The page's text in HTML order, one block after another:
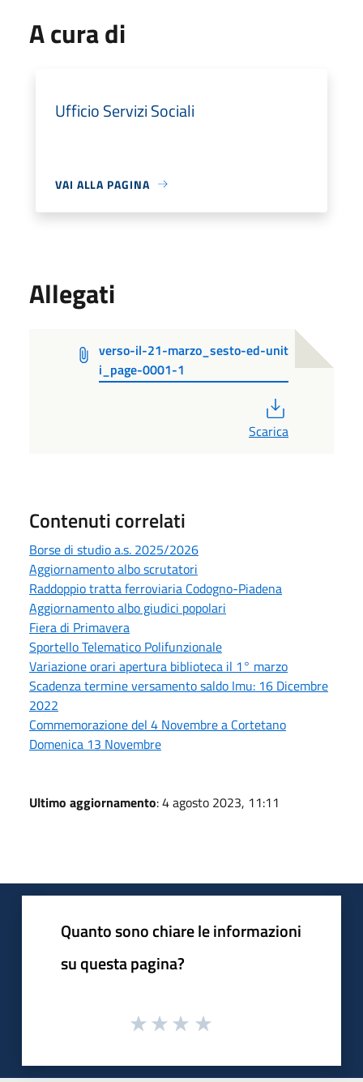
A cura di
Ufficio Servizi Sociali
VAI ALLA PAGINA
Allegati
verso-il-21-marzo_sesto-ed-unit
i_page-0001-1
Scarica
Contenuti correlati
Borse di studio a.s. 2025/2026
Aggiornamento albo scrutatori
Raddoppio tratta ferroviaria Codogno-Piadena
Aggiornamento albo giudici popolari
Fiera di Primavera
Sportello Telematico Polifunzionale
Variazione orari apertura biblioteca il 1° marzo
Scadenza termine versamento saldo Imu: 16 Dicembre
2022
Commemorazione del 4 Novembre a Cortetano
Domenica 13 Novembre
Ultimo aggiornamento: 4 agosto 2023, 11:11
Quanto sono chiare le informazioni
su questa pagina?